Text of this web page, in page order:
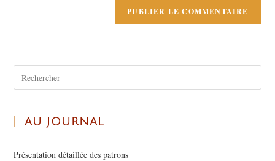
AU JOURNAL
Présentation détaillée des patrons